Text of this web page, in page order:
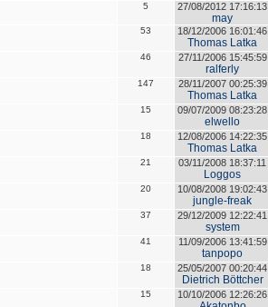
5 27/08/2012 17:16:13
may
53 18/12/2006 16:01:46
Thomas Latka
46 27/11/2006 15:45:59
ralferly
147 28/11/2007 00:25:39
Thomas Latka
15 09/07/2009 08:23:28
elwello
18 12/08/2006 14:22:35
Thomas Latka
21 03/11/2008 18:37:11
Loggos
20 10/08/2008 19:02:43
jungle-freak
37 29/12/2009 12:22:41
system
41 11/09/2006 13:41:59
tanpopo
18 25/05/2007 00:20:44
Dietrich Böttcher
15 10/10/2006 12:26:26